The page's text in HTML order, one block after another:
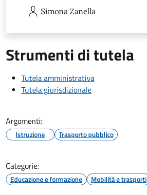
Simona Zanella
Strumenti di tutela
Tutela amministrativa
Tutela giurisdizionale
Argomenti:
Istruzione Trasporto pubblico
Categorie:
Educazione e formazione Mobilità e trasporti